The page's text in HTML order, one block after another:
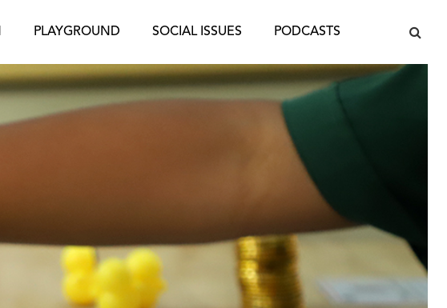
PLAYGROUND SOCIAL ISSUES PODCASTS